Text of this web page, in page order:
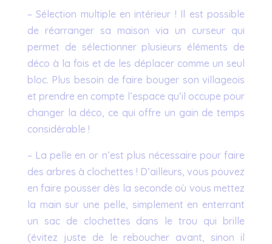
– Sélection multiple en intérieur ! Il est possible
de réarranger sa maison via un curseur qui
permet de sélectionner plusieurs éléments de
déco à la fois et de les déplacer comme un seul
bloc. Plus besoin de faire bouger son villageois
et prendre en compte l’espace qu’il occupe pour
changer la déco, ce qui offre un gain de temps
considérable !
– La pelle en or n’est plus nécessaire pour faire
des arbres à clochettes ! D’ailleurs, vous pouvez
en faire pousser dès la seconde où vous mettez
la main sur une pelle, simplement en enterrant
un sac de clochettes dans le trou qui brille
(évitez juste de le reboucher avant, sinon il